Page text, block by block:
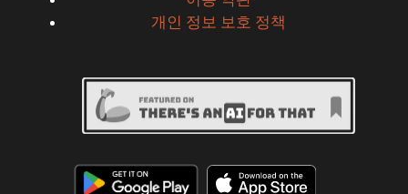
개인 정보 보호 정책